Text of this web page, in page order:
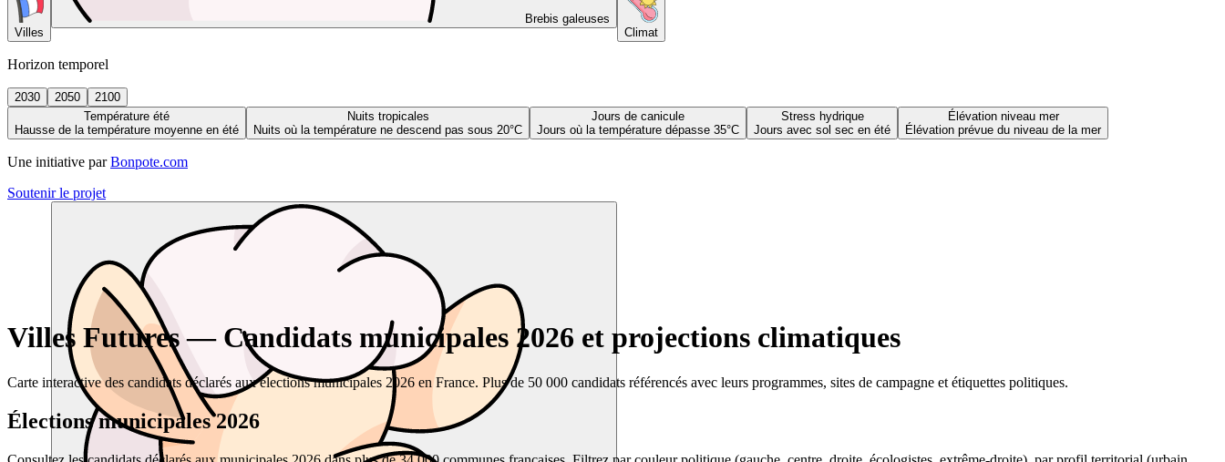
Villes
Brebis galeuses
Climat
Horizon temporel
2030 2050
2100
Température été
Hausse de la température moyenne en été
Nuits tropicales
Nuits où la température ne descend pas sous 20°C
Jours de canicule
Jours où la température dépasse 35°C
Stress hydrique
Jours avec sol sec en été
Élévation niveau mer
Élévation prévue du niveau de la mer
Une initiative par Bonpote.com
Soutenir le projet
Villes Futures — Candidats municipales 2026 et projections climatiques
Carte interactive des candidats déclarés aux élections municipales 2026 en France. Plus de 50 000 candidats référencés avec leurs programmes, sites de campagne et étiquettes politiques.
Élections municipales 2026